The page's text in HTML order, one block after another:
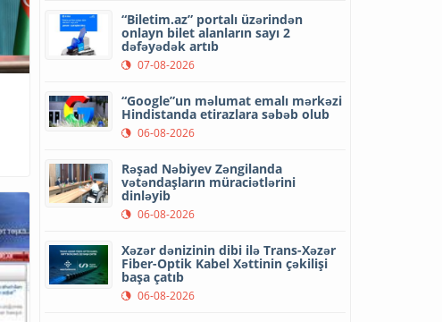
“Biletim.az” portalı üzərindən
onlayn bilet alanların sayı 2
dəfəyədək artıb
07-08-2026
“Google”un məlumat emalı mərkəzi
Hindistanda etirazlara səbəb olub
06-08-2026
Rəşad Nəbiyev Zəngilanda
vətəndaşların müraciətlərini
dinləyib
06-08-2026
Xəzər dənizinin dibi ilə Trans-Xəzər
Fiber-Optik Kabel Xəttinin çəkilişi
başa çatıb
06-08-2026